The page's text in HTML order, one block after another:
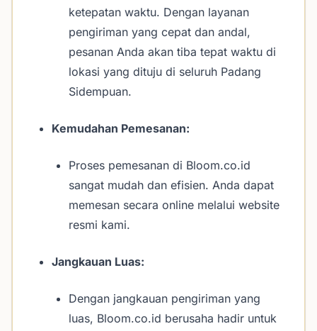
ketepatan waktu. Dengan layanan
pengiriman yang cepat dan andal,
pesanan Anda akan tiba tepat waktu di
lokasi yang dituju di seluruh Padang
Sidempuan.
Kemudahan Pemesanan:
Proses pemesanan di Bloom.co.id
sangat mudah dan efisien. Anda dapat
memesan secara online melalui website
resmi kami.
Jangkauan Luas:
Dengan jangkauan pengiriman yang
luas, Bloom.co.id berusaha hadir untuk